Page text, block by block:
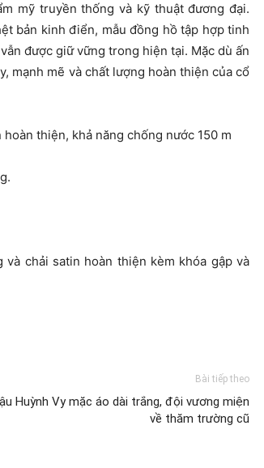
mỹ truyền thống và kỹ thuật đương đại.
bản kinh điển, mẫu đồng hồ tập hợp tinh
được giữ vững trong hiện tại. Mặc dù ấn
mạnh mẽ và chất lượng hoàn thiện của cổ
thiện, khả năng chống nước 150 m
chải satin hoàn thiện kèm khóa gập và
Bài tiếp theo
Huỳnh Vy mặc áo dài trắng, đội vương miện
về thăm trường cũ